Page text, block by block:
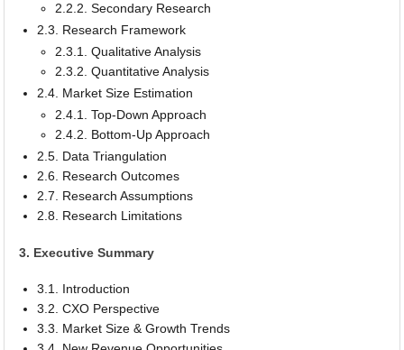
2.2.2. Secondary Research
2.3. Research Framework
2.3.1. Qualitative Analysis
2.3.2. Quantitative Analysis
2.4. Market Size Estimation
2.4.1. Top-Down Approach
2.4.2. Bottom-Up Approach
2.5. Data Triangulation
2.6. Research Outcomes
2.7. Research Assumptions
2.8. Research Limitations
3. Executive Summary
3.1. Introduction
3.2. CXO Perspective
3.3. Market Size & Growth Trends